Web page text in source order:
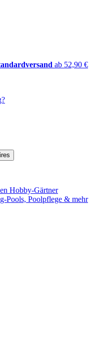
ab 52,90 €
Hobby-Gärtner
Pools, Poolpflege & mehr